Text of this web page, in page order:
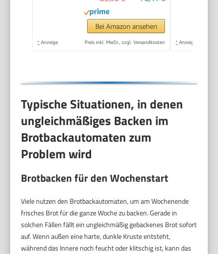
Brotgrößen | 850 W |
Schwarz
Bei Amazon ansehen
* Anzeige Preis inkl. MwSt., zzgl. Versandkosten * Anzeige
Typische Situationen, in denen
ungleichmäßiges Backen im
Brotbackautomaten zum
Problem wird
Brotbacken für den Wochenstart
Viele nutzen den Brotbackautomaten, um am Wochenende
frisches Brot für die ganze Woche zu backen. Gerade in
solchen Fällen fällt ein ungleichmäßig gebackenes Brot sofort
auf. Wenn außen eine harte, dunkle Kruste entsteht,
während das Innere noch feucht oder klitschig ist, kann das